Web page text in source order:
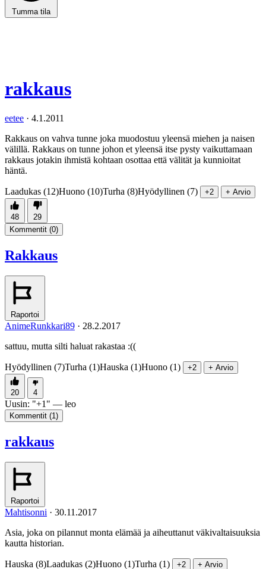
Tumma tila
rakkaus
eetee · 4.1.2011
Rakkaus on vahva tunne joka muodostuu yleensä miehen ja naisen
välillä. Rakkaus on tunne johon et yleensä itse pysty vaikuttamaan
rakkaus jotakin ihmistä kohtaan osottaa että välität ja kunnioitat
häntä.
Laadukas (12)Huono (10)Turha (8)Hyödyllinen (7) +2 + Arvio
48
29
Kommentit (0)
Rakkaus
Raportoi
AnimeRunkkari89 · 28.2.2017
sattuu, mutta silti haluat rakastaa :((
Hyödyllinen (7)Turha (1)Hauska (1)Huono (1) +2 + Arvio
20 4
Uusin: "+1 " — leo
Kommentit (1)
rakkaus
Raportoi
Mahtisonni · 30.11.2017
Asia, joka on pilannut monta elämää ja aiheuttanut väkivaltaisuuksia
kautta historian.
Hauska (8)Laadukas (2)Huono (1)Turha (1) +2 + Arvio